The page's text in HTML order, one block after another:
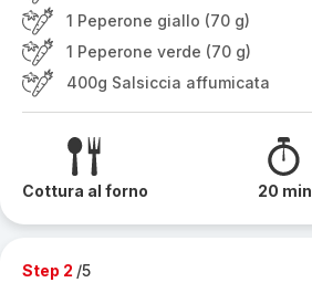
1 Peperone giallo (70 g)
1 Peperone verde (70 g)
400g Salsiccia affumicata
Cottura al forno 20 min
Step 2 /5